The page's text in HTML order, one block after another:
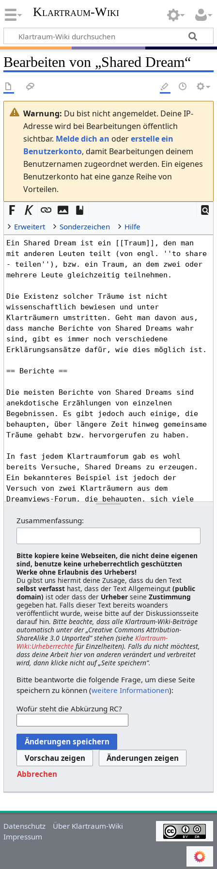
Klartraum-Wiki
Bearbeiten von „Shared Dream“
Warnung: Du bist nicht angemeldet. Deine IP-
Adresse wird bei Bearbeitungen öffentlich
sichtbar. Melde dich an odererstelle ein
Benutzerkonto, damit Bearbeitungen deinem
Benutzernamen zugeordnet werden. Ein eigenes
Benutzerkonto hat eine ganze Reihe von
Vorteilen.
Erweitert Sonderzeichen Hilfe
Zusammenfassung:
Bitte kopiere keine Webseiten, die nicht deine eigenen
sind, benutze keine urheberrechtlich geschützten
Werke ohne Erlaubnis des Urhebers!
Du gibst uns hiermit deine Zusage, dass du den Text
selbst verfasst hast, dass der Text Allgemeingut(public
domain) ist oder dass der Urheber seineZustimmung
gegeben hat. Falls dieser Text bereits woanders
veröffentlicht wurde, weise bitte auf der Diskussionsseite
darauf hin.Bitte beachte, dass alle Klartraum-Wiki-Beiträge
automatisch unter der „Creative Commons Attribution-
ShareAlike 3.0 Unported“ stehen (sieheKlartraum-
Wiki:Urheberrechte für Einzelheiten). Falls du nicht möchtest,
dass deine Arbeit hier von anderen verändert und verbreitet
wird, dann klicke nicht auf „Seite speichern“.
Bitte beantworte die folgende Frage, um diese Seite
speichern zu können (weitere Informationen):
Wofür steht die Abkürzung RC?
Abbrechen
Datenschutz
Über Klartraum-Wiki
Impressum